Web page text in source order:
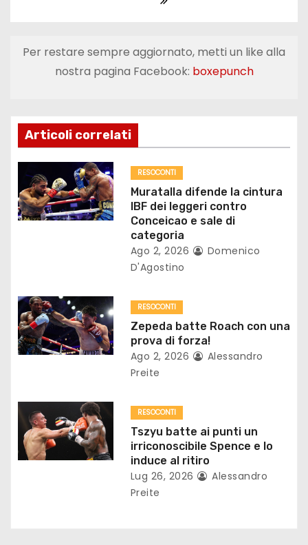
g
i
o
n
e
t
i
c
l
i
Per restare sempre aggiornato, metti un like alla
nostra pagina Facebook: boxepunch
Articoli correlati
RESOCONTI
Muratalla difende la cintura
IBF dei leggeri contro
Conceicao e sale di
categoria
Ago 2, 2026
Domenico
D'Agostino
RESOCONTI
Zepeda batte Roach con una
prova di forza!
Ago 2, 2026
Alessandro
Preite
RESOCONTI
Tszyu batte ai punti un
irriconoscibile Spence e lo
induce al ritiro
Lug 26, 2026
Alessandro
Preite